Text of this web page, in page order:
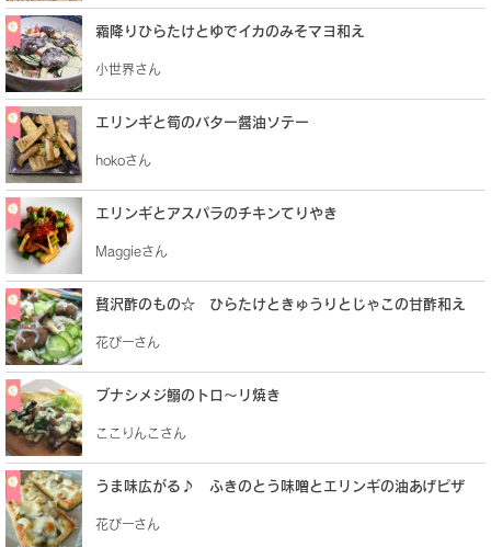
霜降りひらたけとゆでイカのみそマヨ和え
小世界さん
エリンギと筍のバター醤油ソテー
hokoさん
エリンギとアスパラのチキンてりやき
Maggieさん
贅沢酢のもの☆ ひらたけときゅうりとじゃこの甘酢和え
花ぴーさん
ブナシメジ鰯のトロ～リ焼き
ここりんこさん
うま味広がる♪ ふきのとう味噌とエリンギの油あげピザ
花ぴーさん